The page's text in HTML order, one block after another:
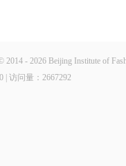
- 2026 Beijing Institute of
| 访问量： 2667292